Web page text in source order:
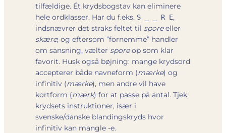
tilfældige. Ét krydsbogstav kan eliminere
hele ordklasser. Har du f.eks. S _ _ R E,
indsnævrer det straks feltet til sporeeller
skære; og eftersom ”fornemme” handler
om sansning, vælter sporeop som klar
favorit. Husk også bøjning: mange krydsord
accepterer både navneform (mærke) og
infinitiv (mærke), men andre vil have
kortform (mærk) for at passe på antal. Tjek
krydsets instruktioner, især i
svenske/danske blandingskryds hvor
infinitiv kan mangle -e.